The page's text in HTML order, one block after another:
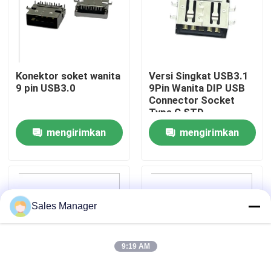
Tur Pabrik
Hubungi kami
Permintaan Penawaran
Konektor DIP USB
Konektor Soket USB
Konektor USB Tipe C
Konektor soket wanita
9 pin USB3.0
mengirimkan
Versi Singkat USB3.1
9Pin Wanita DIP USB
Connector Socket
Type C STD
mengirimkan
Sales Manager
9:19 AM